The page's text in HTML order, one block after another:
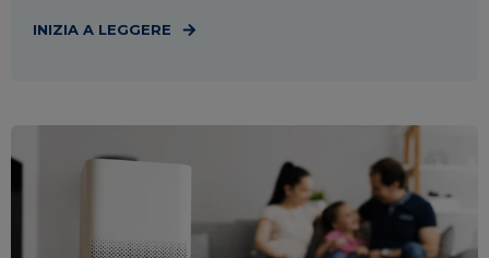
INIZIA A LEGGERE